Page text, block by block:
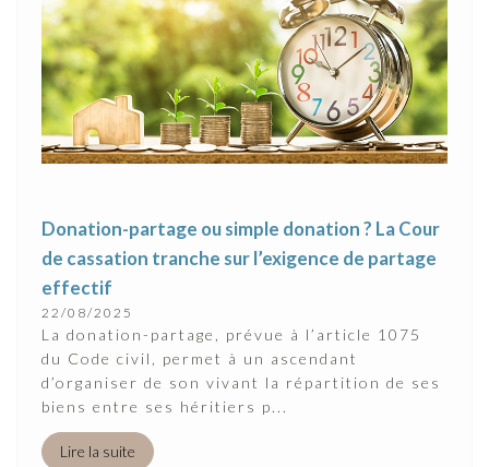
Donation-partage ou simple donation ? La Cour
de cassation tranche sur l’exigence de partage
effectif
22/08/2025
La donation-partage, prévue à l’article 1075
du Code civil, permet à un ascendant
d’organiser de son vivant la répartition de ses
biens entre ses héritiers p...
Lire la suite